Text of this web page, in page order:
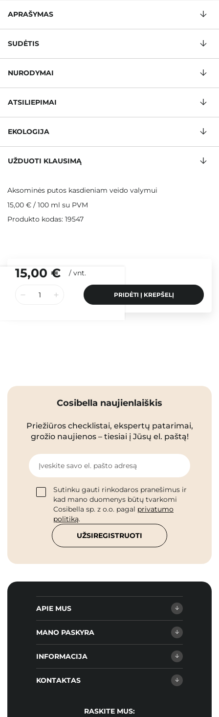
15,00 € / vnt.
PRIDĖTI Į KREPŠELĮ
APRAŠYMAS
SUDĖTIS
NURODYMAI
ATSILIEPIMAI
EKOLOGIJA
UŽDUOTI KLAUSIMĄ
Aksominės putos kasdieniam veido valymui
15,00 € / 100 ml su PVM
Produkto kodas: 19547
Cosibella naujienlaiškis
Priežiūros checklistai, ekspertų patarimai,
grožio naujienos – tiesiai į Jūsų el. paštą!
Įveskite savo el. pašto adresą
Sutinku gauti rinkodaros pranešimus ir
kad mano duomenys būtų tvarkomi
Cosibella sp. z o.o. pagal privatumo
politiką.
UŽSIREGISTRUOTI
APIE MUS
MANO PASKYRA
INFORMACIJA
KONTAKTAS
RASKITE MUS: